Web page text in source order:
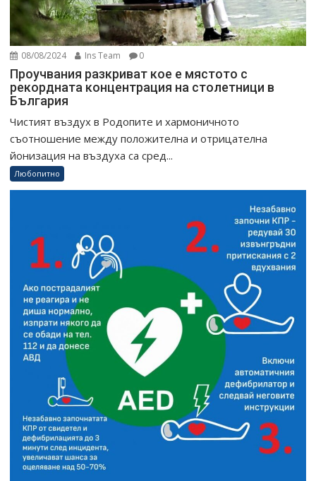
08/08/2024 Ins Team 0
Проучвания разкриват кое е мястото с
рекордната концентрация на столетници в
България
Чистият въздух в Родопите и хармоничното
съотношение между положителна и отрицателна
йонизация на въздуха са сред...
Любопитно